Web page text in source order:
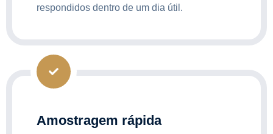
respondidos dentro de um dia útil.
Amostragem rápida